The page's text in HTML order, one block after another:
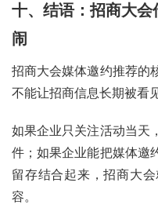
十、结语：招商大
闹
招商大会媒体邀约推荐的
不能让招商信息长期被看见
如果企业只关注活动当天
件；如果企业能把媒体邀
留存结合起来，招商大
容。